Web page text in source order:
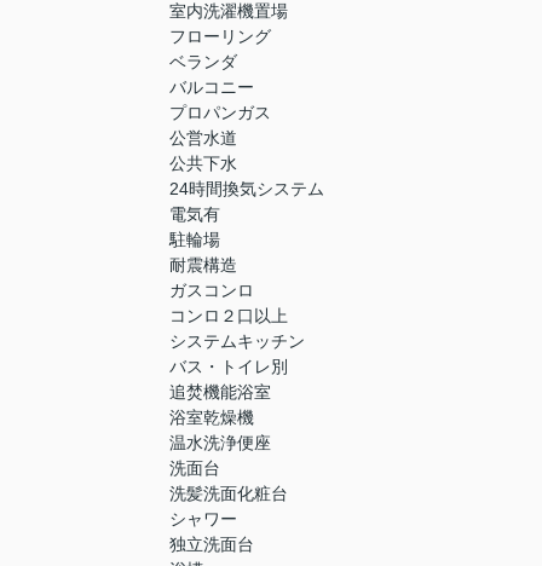
室内洗濯機置場
フローリング
ベランダ
バルコニー
プロパンガス
公営水道
公共下水
24時間換気システム
電気有
駐輪場
耐震構造
ガスコンロ
コンロ２口以上
システムキッチン
バス・トイレ別
追焚機能浴室
浴室乾燥機
温水洗浄便座
洗面台
洗髪洗面化粧台
シャワー
独立洗面台